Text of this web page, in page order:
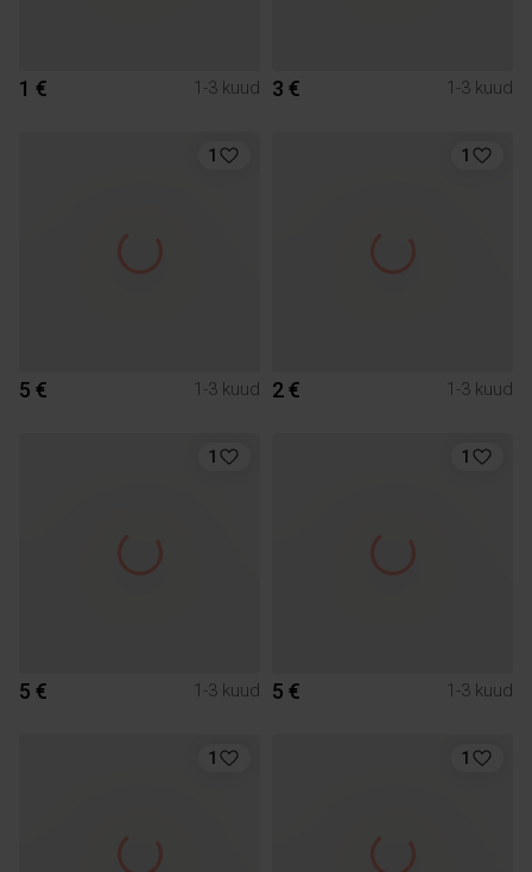
1 € 1-3 kuud 3 € 1-3 kuud
1
5 € 1-3 kuud
1
2 € 1-3 kuud
1
5 € 1-3 kuud
1
5 € 1-3 kuud
1 1